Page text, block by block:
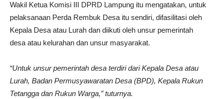
Wakil Ketua Komisi III DPRD Lampung itu mengatakan, untuk
pelaksanaan Perda Rembuk Desa itu sendiri, difasilitasi oleh
Kepala Desa atau Lurah dan diikuti oleh unsur pemerintah
desa atau kelurahan dan unsur masyarakat.
“Untuk unsur pemerintah desa terdiri dari Kepala Desa atau
Lurah, Badan Permusyawaratan Desa (BPD), Kepala Rukun
Tetangga dan Rukun Warga,” tuturnya.